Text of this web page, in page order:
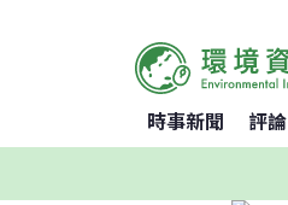
時事新聞 評論